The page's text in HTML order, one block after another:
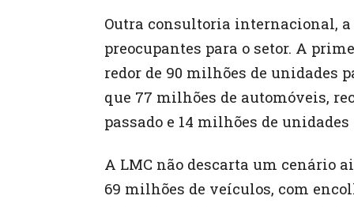
Outra consultoria internacional,
preocupantes para o setor. A
redor de 90 milhões de unidades
que 77 milhões de automóveis,
passado e 14 milhões de unidades
A LMC não descarta um cenário
69 milhões de veículos, com